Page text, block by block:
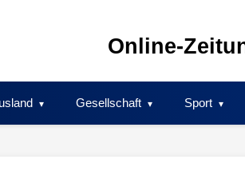
Online-
Gesellschaft Sport